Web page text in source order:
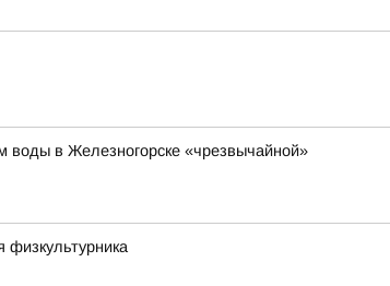
воды в Железногорске «чрезвычайной»
физкультурника